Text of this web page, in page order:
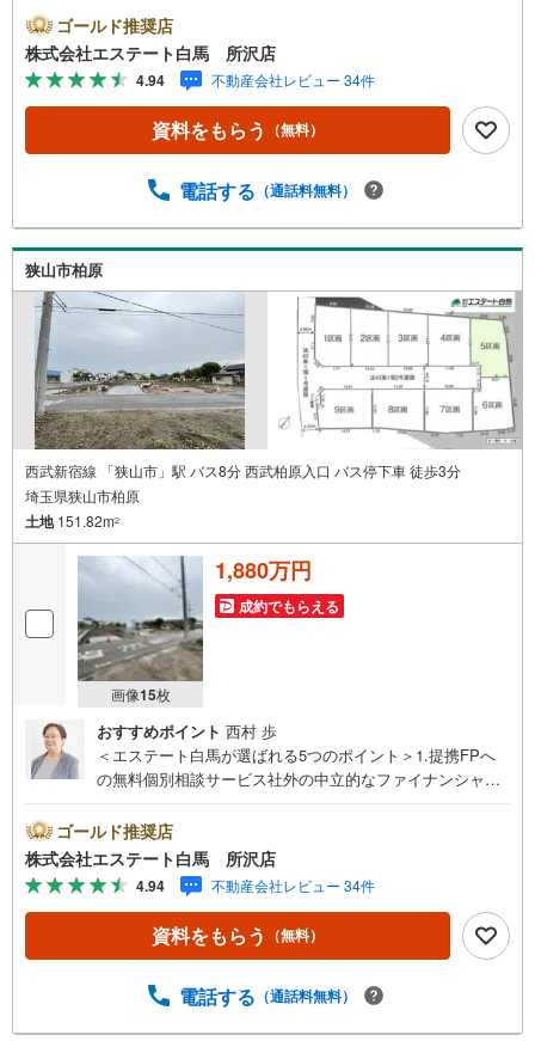
や学費等も含めてシミュレーションをご提案できます2.物
件情報が豊富所沢市を中心にたくさんの情報をご用意して
おります。インターネット広告前の物件も多数取り揃えて
おります。お客様のご希望エリアをお申し付けください。
3.自社グループでリフォーム、新築請負所沢店の3階はリフ
ォーム、注文建築部門の相談スペースです。一級建築士を
て、リフォームや注文建築についてご相談頂けます4.年中
～19:00 この時間はお電話でのお問合わせがスムーズです
5.お子様連れでおこしくださいキッズスペース、授乳室、
オムツ替えベッド、アンパンマンジュースをご用意してお
ります。ご見学ご希望の方は、右上の“室内・現地を見学す
る（無料）をボタンからご予約ください。
ゴールド推奨店
株式会社エステート白馬 所沢店
4.94 不動産会社レビュー 34件
資料をもらう （無料）
電話する （通話料無料）
狭山市柏原
西武新宿線 「狭山市」駅 バス8分 西武柏原入口 バス停下車 徒歩3分
埼玉県狭山市柏原
土地151.82m2
画像15枚
1,880万円
成約でもらえる
おすすめポイント 西村 歩
＜エステート白馬が選ばれる5つのポイント＞1.提携FPへ
の無料個別相談サービス社外の中立的なファイナンシャル
や学費等も含めてシミュレーションをご提案できます2.物
件情報が豊富所沢市を中心にたくさんの情報をご用意して
おります。インターネット広告前の物件も多数取り揃えて
おります。お客様のご希望エリアをお申し付けください。
3.自社グループでリフォーム、新築請負所沢店の3階はリフ
ォーム、注文建築部門の相談スペースです。一級建築士を
て、リフォームや注文建築についてご相談頂けます4.年中
ゴールド推奨店
株式会社エステート白馬 所沢店
4.94 不動産会社レビュー 34件
資料をもらう （無料）
電話する （通話料無料）